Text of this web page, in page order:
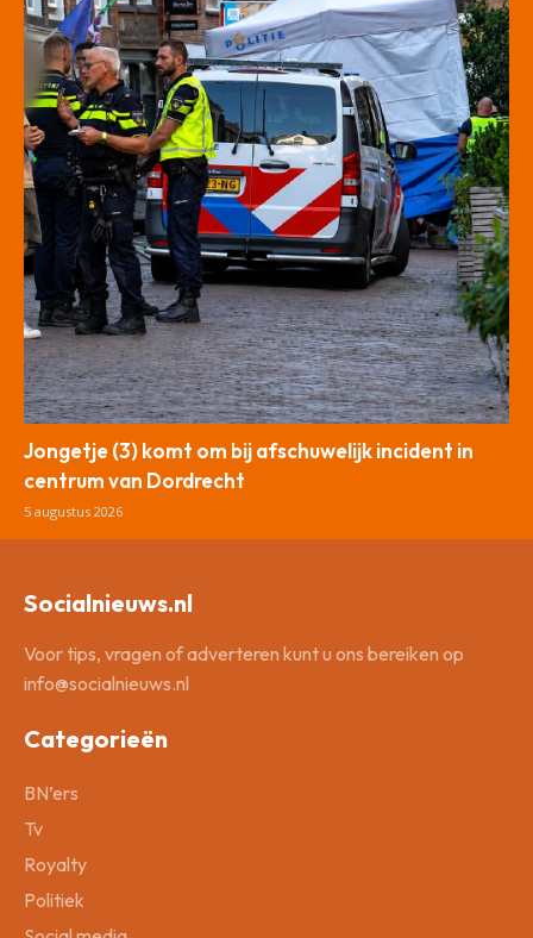
Jongetje (3) komt om bij afschuwelijk incident in
centrum van Dordrecht
5 augustus 2026
Socialnieuws.nl
Voor tips, vragen of adverteren kunt u ons bereiken op
info@socialnieuws.nl
Categorieën
BN’ers
Tv
Royalty
Politiek